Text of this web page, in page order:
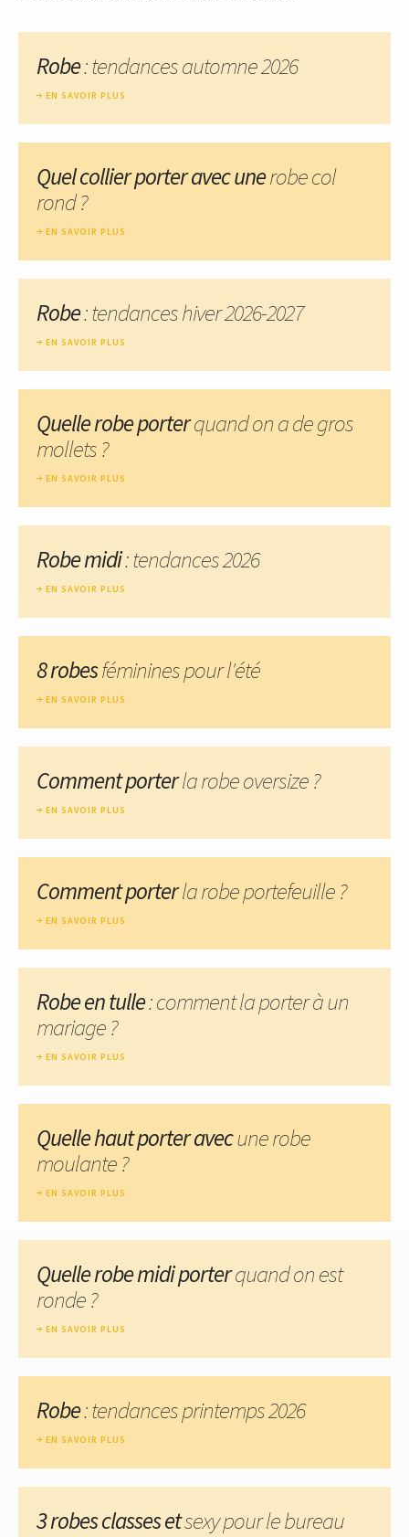
Robe: tendances automne 2026
EN SAVOIR PLUS
Quel collier porter avec unerobe col
rond ?
EN SAVOIR PLUS
Robe: tendances hiver 2026-2027
EN SAVOIR PLUS
Quelle robe porterquand on a de gros
mollets ?
EN SAVOIR PLUS
Robe midi: tendances 2026
EN SAVOIR PLUS
8 robesféminines pour l'été
EN SAVOIR PLUS
Comment porterla robe oversize ?
EN SAVOIR PLUS
Comment porterla robe portefeuille ?
EN SAVOIR PLUS
Robe en tulle: comment la porter à un
mariage ?
EN SAVOIR PLUS
Quelle haut porter avecune robe
moulante ?
EN SAVOIR PLUS
Quelle robe midi porterquand on est
ronde ?
EN SAVOIR PLUS
Robe: tendances printemps 2026
EN SAVOIR PLUS
3 robes classes etsexy pour le bureau